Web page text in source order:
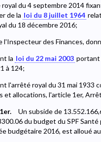
du 4 septembre 2014
de la loi du 8 juillet 1964
du 18 décembre 2016;
l'Inspecteur des Finances,
la loi du 22 mai 2003 portant
à 124;
l'arrêté royal du 31 mai 1933
et allocations, l'article 1er,
Un subside de
du budget du SPF
budgétaire 2016, est alloué